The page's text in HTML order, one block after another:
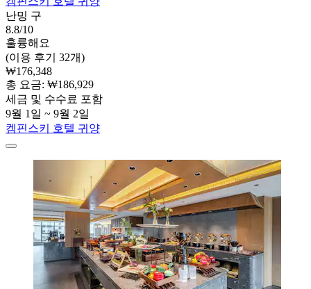
난밍 구
8.8/10
훌륭해요
(이용 후기 32개)
₩176,348
총 요금: ₩186,929
세금 및 수수료 포함
9월 1일 ~ 9월 2일
켐핀스키 호텔 귀양